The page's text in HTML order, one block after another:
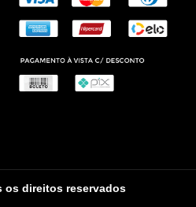
os direitos reservados